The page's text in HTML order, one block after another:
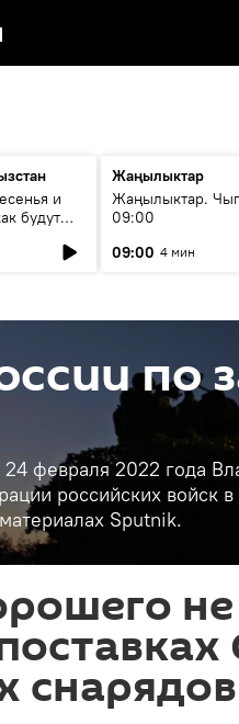
и
будут
Жаңылыктар
Жаңылыктар.
09:00
09:00 4 мин
по
февраля 2022 года
российских войск
Sputnik.